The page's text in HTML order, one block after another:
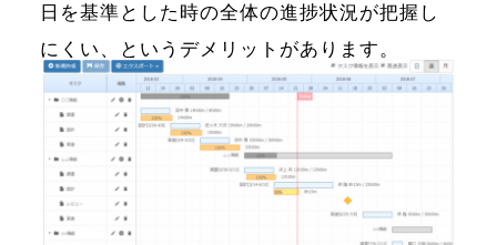
日を基準とした時の全体の進捗状況が把握し
にくい、というデメリットがあります。